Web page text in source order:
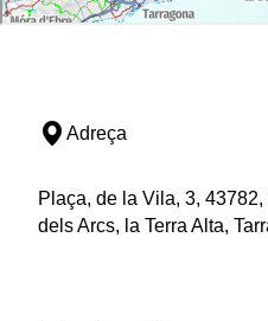
Adreça
Plaça, de la Vila, 3,
dels Arcs, la Terra Alta,